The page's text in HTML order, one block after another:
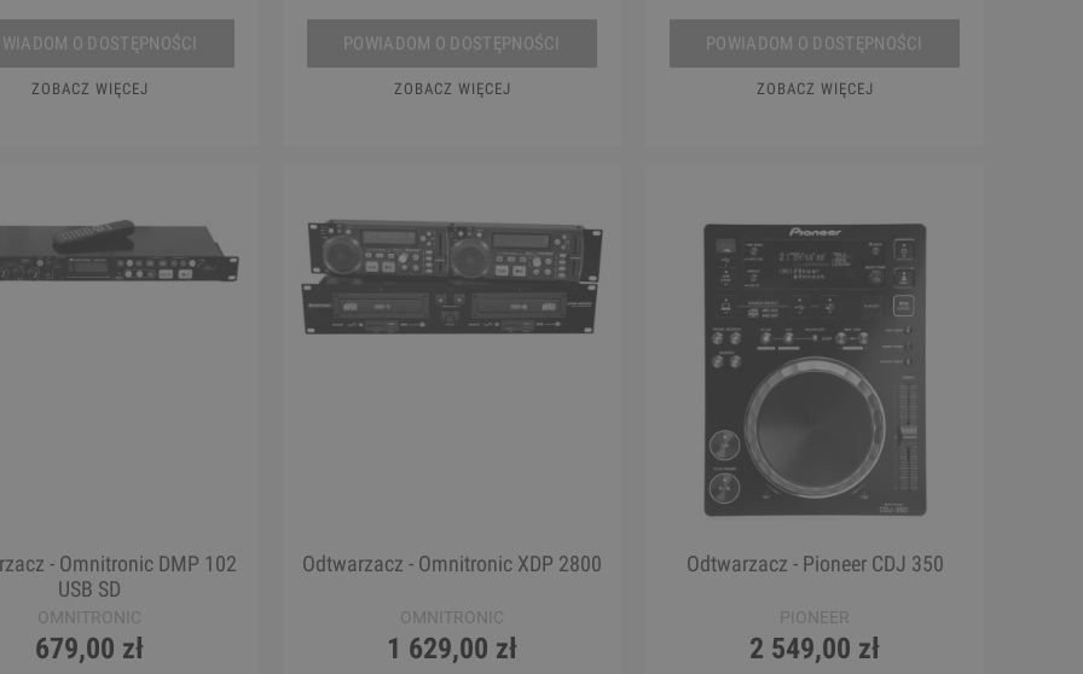
O DOSTĘPNOŚCI
ZOBACZ WIĘCEJ
POWIADOM O DOSTĘPNOŚCI
ZOBACZ WIĘCEJ
POWIADOM O DOSTĘPNOŚCI
ZOBACZ WIĘCEJ
- Omnitronic DMP 102
USB SD
OMNITRONIC
679,00 zł
Odtwarzacz - Omnitronic XDP 2800
OMNITRONIC
1 629,00 zł
Odtwarzacz - Pioneer CDJ 350
PIONEER
2 549,00 zł